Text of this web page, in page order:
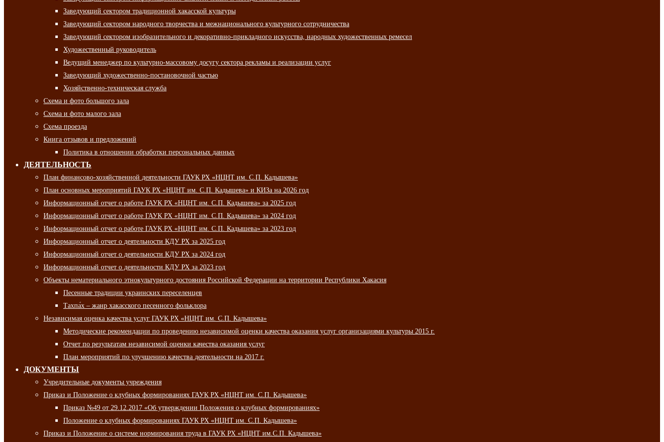
Заведующий сектором традиционной хакасской культуры
Заведующий сектором народного творчества и межнационального культурного сотрудничества
Заведующий сектором изобразительного и декоративно-прикладного искусства, народных художественных ремесел
Художественный руководитель
Ведущий менеджер по культурно-массовому досугу сектора рекламы и реализации услуг
Заведующий художественно-постановочной частью
Хозяйственно-техническая служба
Схема и фото большого зала
Схема и фото малого зала
Схема проезда
Книга отзывов и предложений
Политика в отношении обработки персональных данных
ДЕЯТЕЛЬНОСТЬ
План финансово-хозяйственной деятельности ГАУК РХ «НЦНТ им. С.П. Кадышева»
План основных мероприятий ГАУК РХ «НЦНТ им. С.П. Кадышева» и КИЗа на 2026 год
Информационный отчет о работе ГАУК РХ «НЦНТ им. С.П. Кадышева» за 2025 год
Информационный отчет о работе ГАУК РХ «НЦНТ им. С.П. Кадышева» за 2024 год
Информационный отчет о работе ГАУК РХ «НЦНТ им. С.П. Кадышева» за 2023 год
Информационный отчет о деятельности КДУ РХ за 2025 год
Информационный отчет о деятельности КДУ РХ за 2024 год
Информационный отчет о деятельности КДУ РХ за 2023 год
Объекты нематериального этнокультурного достояния Российской Федерации на территории Республики Хакасия
Песенные традиции украинских переселенцев
Тахпа́х – жанр хакасского песенного фольклора
Независимая оценка качества услуг ГАУК РХ «НЦНТ им. С.П. Кадышева»
Методические рекомендации по проведению независимой оценки качества оказания услуг организациями культуры 2015 г.
Отчет по результатам независимой оценки качества оказания услуг
План мероприятий по улучшению качества деятельности на 2017 г.
ДОКУМЕНТЫ
Учредительные документы учреждения
Приказ и Положение о клубных формированиях ГАУК РХ «НЦНТ им. С.П. Кадышева»
Приказ №49 от 29.12.2017 «Об утверждении Положения о клубных формированиях»
Положение о клубных формированиях ГАУК РХ «НЦНТ им. С.П. Кадышева»
Приказ и Положение о системе нормирования труда в ГАУК РХ «НЦНТ им.С.П. Кадышева»